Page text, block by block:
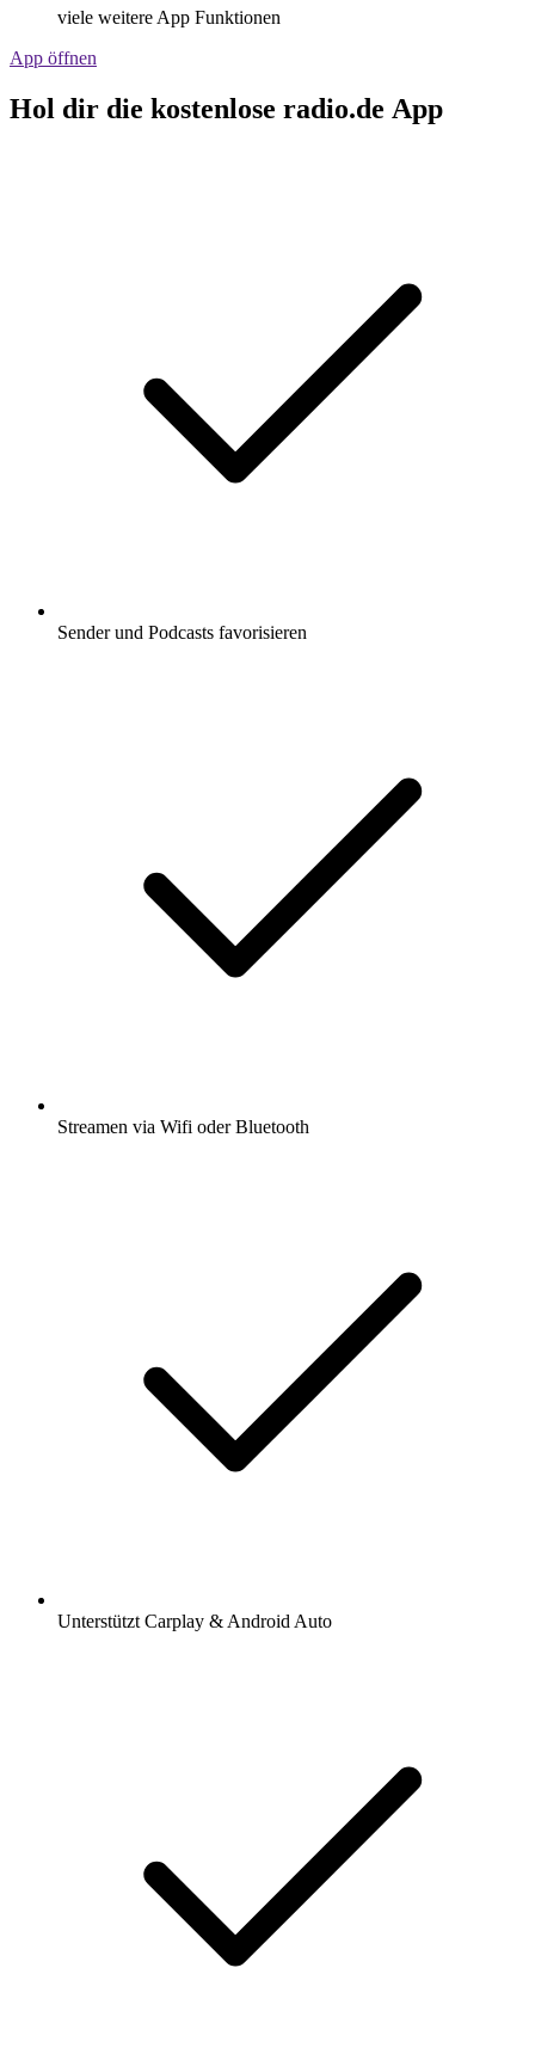
viele weitere App Funktionen
App öffnen
Hol dir die kostenlose radio.de App
Sender und Podcasts favorisieren
Streamen via Wifi oder Bluetooth
Unterstützt Carplay & Android Auto